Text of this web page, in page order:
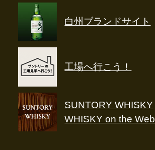
白州ブランドサイト
工場へ行こう！
SUNTORY WHISKY
WHISKY on the Web